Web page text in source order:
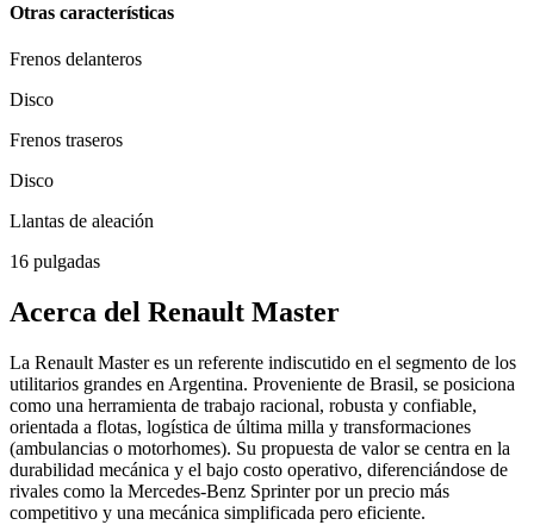
Otras características
Frenos delanteros
Disco
Frenos traseros
Disco
Llantas de aleación
16 pulgadas
Acerca del Renault Master
La Renault Master es un referente indiscutido en el segmento de los
utilitarios grandes en Argentina. Proveniente de Brasil, se posiciona
como una herramienta de trabajo racional, robusta y confiable,
orientada a flotas, logística de última milla y transformaciones
(ambulancias o motorhomes). Su propuesta de valor se centra en la
durabilidad mecánica y el bajo costo operativo, diferenciándose de
rivales como la Mercedes-Benz Sprinter por un precio más
competitivo y una mecánica simplificada pero eficiente.